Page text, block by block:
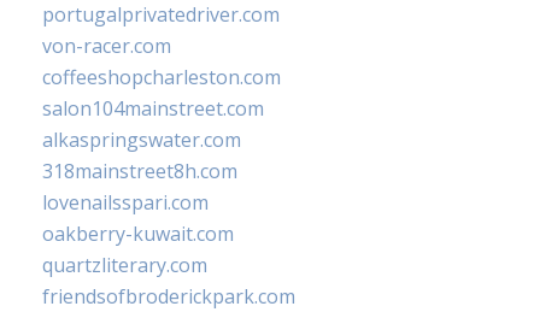
portugalprivatedriver.com
von-racer.com
coffeeshopcharleston.com
salon104mainstreet.com
alkaspringswater.com
318mainstreet8h.com
lovenailsspari.com
oakberry-kuwait.com
quartzliterary.com
friendsofbroderickpark.com